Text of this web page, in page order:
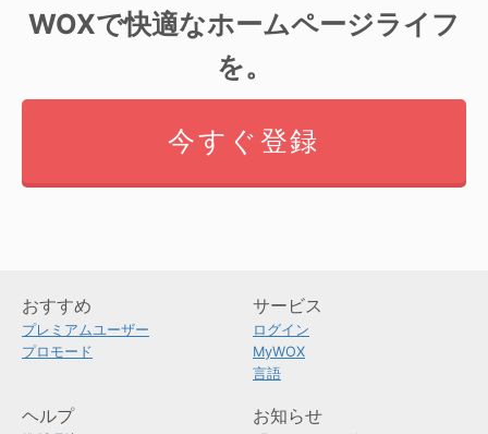
WOXで快適なホームページライフ
を。
今すぐ登録
おすすめ
プレミアムユーザー
プロモード
サービス
ログイン
MyWOX
言語
ヘルプ お知らせ